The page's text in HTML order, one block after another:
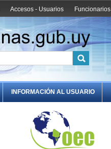
Funcionarios
Accesos - Usuarios
INFORMACIÓN AL USUARIO